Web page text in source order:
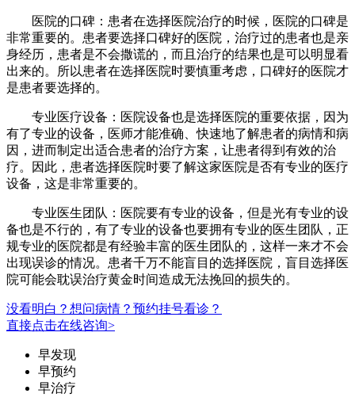
医院的口碑：患者在选择医院治疗的时候，医院的口碑是
非常重要的。患者要选择口碑好的医院，治疗过的患者也是亲
身经历，患者是不会撒谎的，而且治疗的结果也是可以明显看
出来的。所以患者在选择医院时要慎重考虑，口碑好的医院才
是患者要选择的。
专业医疗设备：医院设备也是选择医院的重要依据，因为
有了专业的设备，医师才能准确、快速地了解患者的病情和病
因，进而制定出适合患者的治疗方案，让患者得到有效的治
疗。因此，患者选择医院时要了解这家医院是否有专业的医疗
设备，这是非常重要的。
专业医生团队：医院要有专业的设备，但是光有专业的设
备也是不行的，有了专业的设备也要拥有专业的医生团队，正
规专业的医院都是有经验丰富的医生团队的，这样一来才不会
出现误诊的情况。患者千万不能盲目的选择医院，盲目选择医
院可能会耽误治疗黄金时间造成无法挽回的损失的。
没看明白？想问病情？预约挂号看诊？
直接点击在线咨询>
早发现
早预约
早治疗